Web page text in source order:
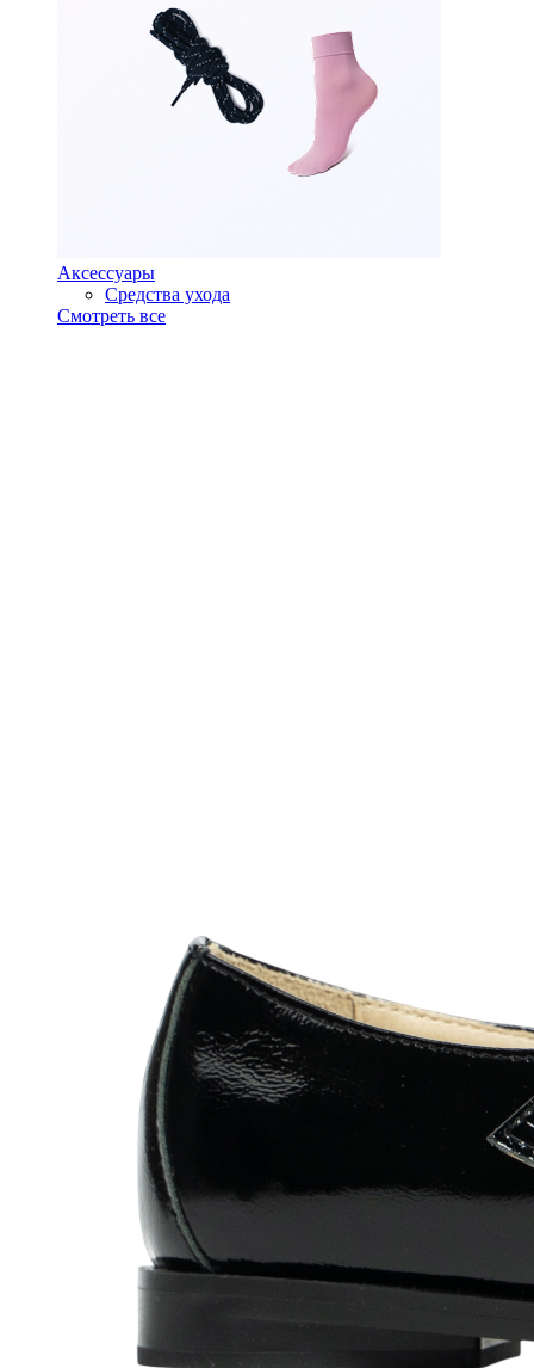
Аксессуары
Средства ухода
Смотреть все